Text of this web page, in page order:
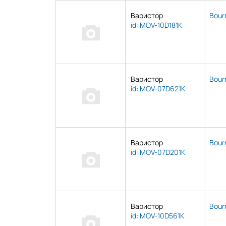
Варистор
id: MOV-10D181K
Варистор
id: MOV-07D621K
Варистор
id: MOV-07D201K
Варистор
id: MOV-10D561K